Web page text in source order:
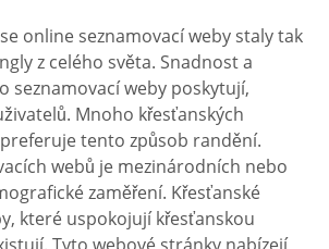
online seznamovací weby staly tak
z celého světa. Snadnost a
seznamovací weby poskytují,
Mnoho křesťanských
tento způsob randění.
webů je mezinárodních nebo
zaměření. Křesťanské
které uspokojují křesťanskou